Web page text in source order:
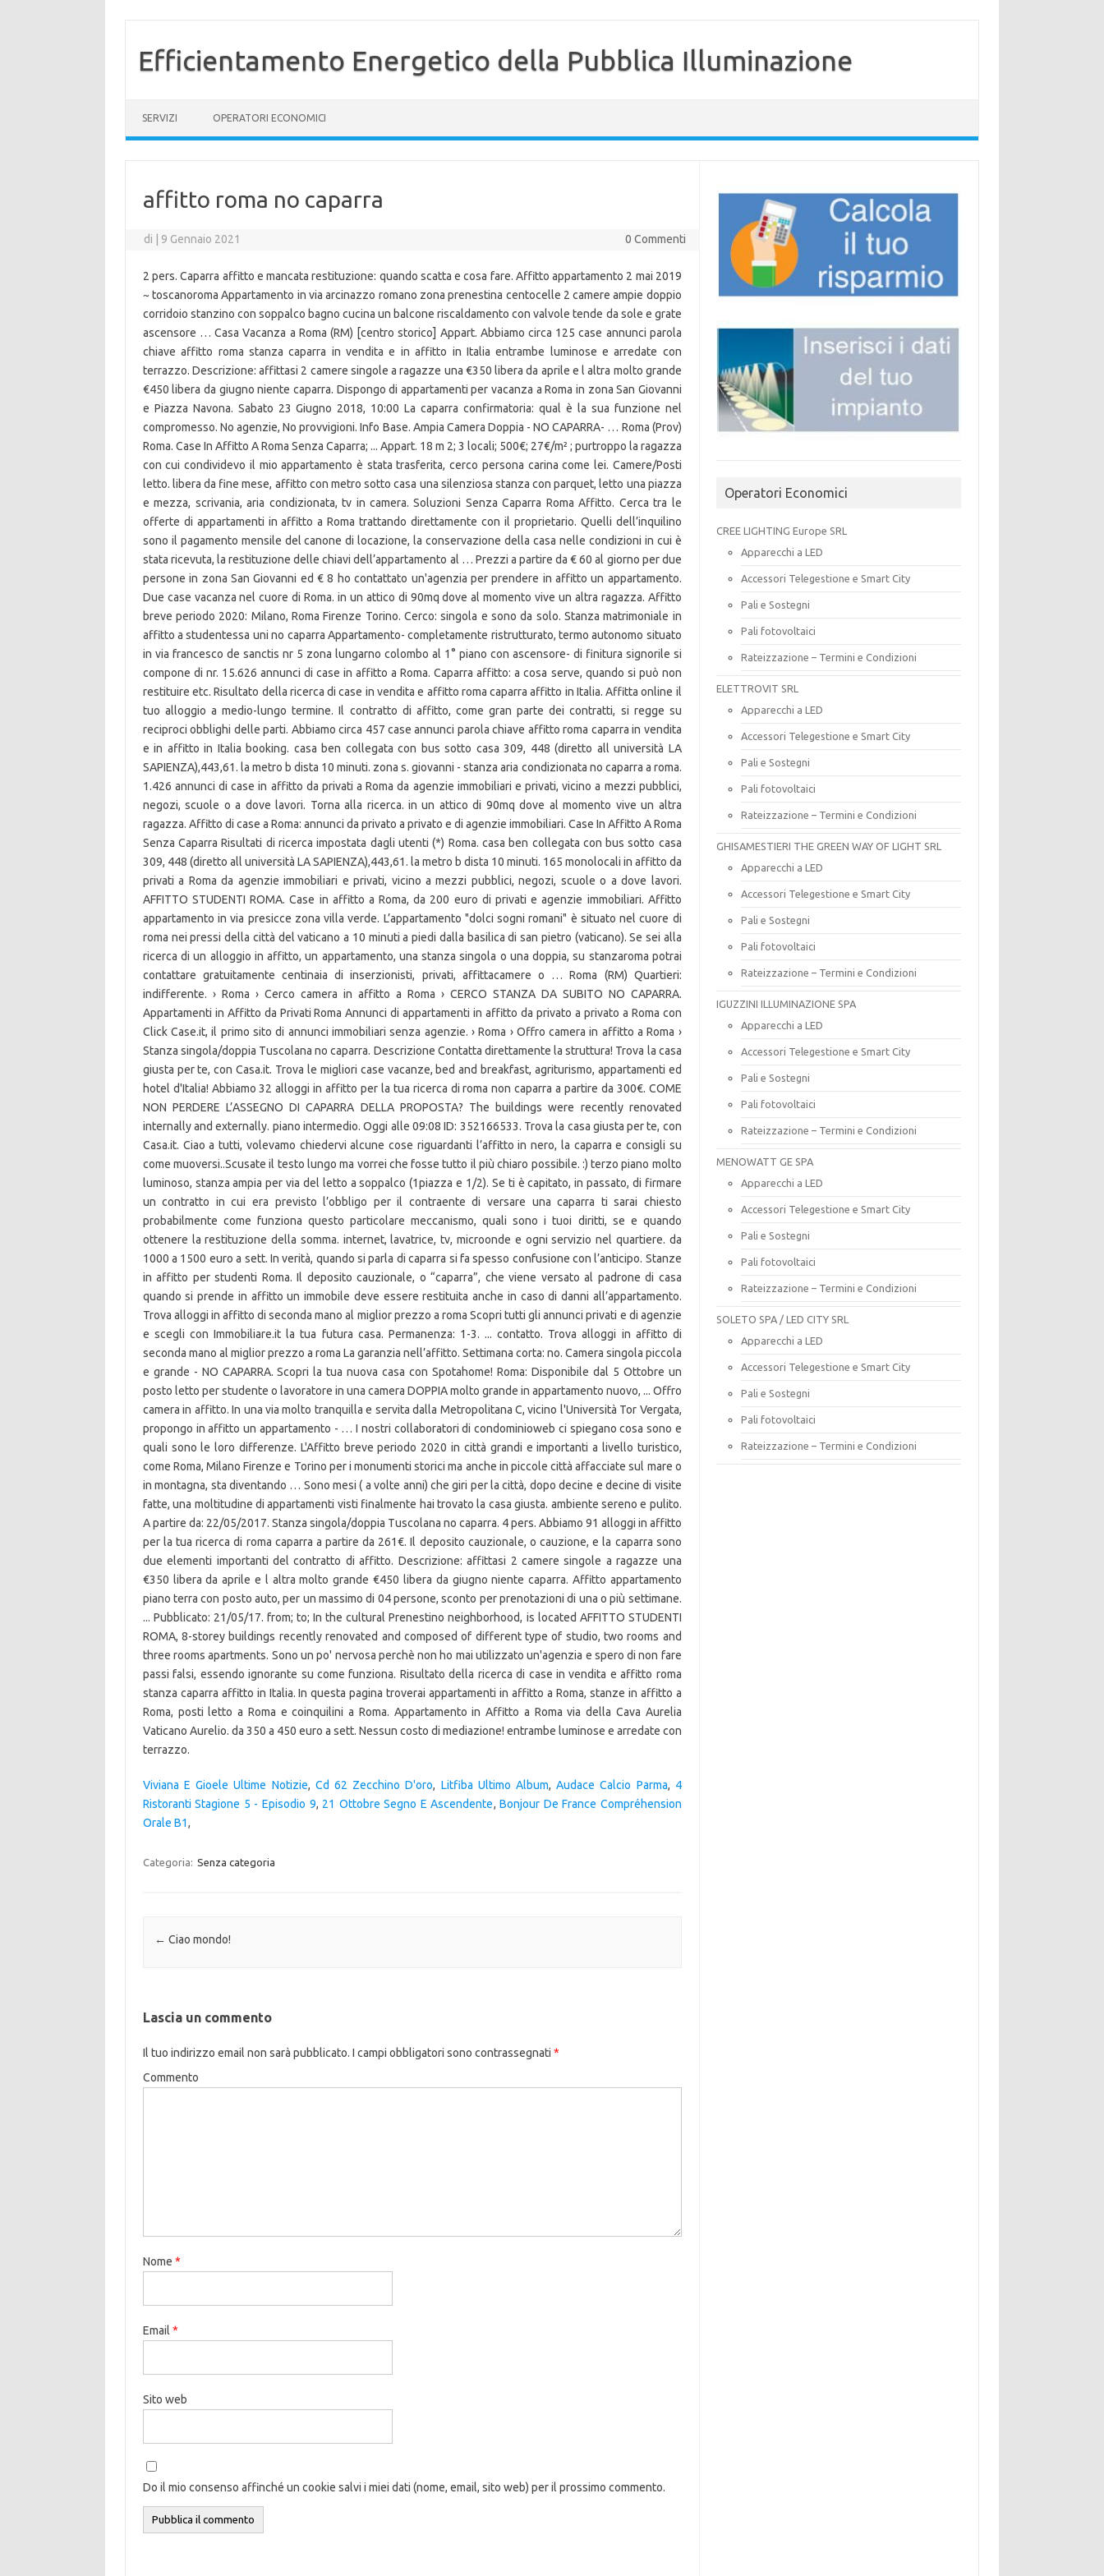
Efficientamento Energetico della Pubblica Illuminazione
SERVIZI OPERATORI ECONOMICI
affitto roma no caparra
di 9 Gennaio 2021 0 Commenti
2 pers. Caparra affitto e mancata restituzione: quando scatta e cosa fare. Affitto appartamento 2 mai 2019
~ toscanoroma Appartamento in via arcinazzo romano zona prenestina centocelle 2 camere ampie doppio
corridoio stanzino con soppalco bagno cucina un balcone riscaldamento con valvole tende da sole e grate
ascensore … Casa Vacanza a Roma (RM) [centro storico] Appart. Abbiamo circa 125 case annunci parola
chiave affitto roma stanza caparra in vendita e in affitto in Italia entrambe luminose e arredate con
terrazzo. Descrizione: affittasi 2 camere singole a ragazze una €350 libera da aprile e l altra molto grande
€450 libera da giugno niente caparra. Dispongo di appartamenti per vacanza a Roma in zona San Giovanni
e Piazza Navona. Sabato 23 Giugno 2018, 10:00 La caparra confirmatoria: qual è la sua funzione nel
compromesso. No agenzie, No provvigioni. Info Base. Ampia Camera Doppia - NO CAPARRA- … Roma (Prov)
Roma. Case In Affitto A Roma Senza Caparra; ... Appart. 18 m 2; 3 locali; 500€; 27€/m² ; purtroppo la ragazza
con cui condividevo il mio appartamento è stata trasferita, cerco persona carina come lei. Camere/Posti
letto. libera da fine mese, affitto con metro sotto casa una silenziosa stanza con parquet, letto una piazza
e mezza, scrivania, aria condizionata, tv in camera. Soluzioni Senza Caparra Roma Affitto. Cerca tra le
offerte di appartamenti in affitto a Roma trattando direttamente con il proprietario. Quelli dell’inquilino
sono il pagamento mensile del canone di locazione, la conservazione della casa nelle condizioni in cui è
stata ricevuta, la restituzione delle chiavi dell’appartamento al … Prezzi a partire da € 60 al giorno per due
persone in zona San Giovanni ed € 8 ho contattato un'agenzia per prendere in affitto un appartamento.
Due case vacanza nel cuore di Roma. in un attico di 90mq dove al momento vive un altra ragazza. Affitto
breve periodo 2020: Milano, Roma Firenze Torino. Cerco: singola e sono da solo. Stanza matrimoniale in
affitto a studentessa uni no caparra Appartamento- completamente ristrutturato, termo autonomo situato
in via francesco de sanctis nr 5 zona lungarno colombo al 1° piano con ascensore- di finitura signorile si
compone di nr. 15.626 annunci di case in affitto a Roma. Caparra affitto: a cosa serve, quando si può non
restituire etc. Risultato della ricerca di case in vendita e affitto roma caparra affitto in Italia. Affitta online il
tuo alloggio a medio-lungo termine. Il contratto di affitto, come gran parte dei contratti, si regge su
reciproci obblighi delle parti. Abbiamo circa 457 case annunci parola chiave affitto roma caparra in vendita
e in affitto in Italia booking. casa ben collegata con bus sotto casa 309, 448 (diretto all università LA
SAPIENZA),443,61. la metro b dista 10 minuti. zona s. giovanni - stanza aria condizionata no caparra a roma.
1.426 annunci di case in affitto da privati a Roma da agenzie immobiliari e privati, vicino a mezzi pubblici,
negozi, scuole o a dove lavori. Torna alla ricerca. in un attico di 90mq dove al momento vive un altra
ragazza. Affitto di case a Roma: annunci da privato a privato e di agenzie immobiliari. Case In Affitto A Roma
Senza Caparra Risultati di ricerca impostata dagli utenti (*) Roma. casa ben collegata con bus sotto casa
309, 448 (diretto all università LA SAPIENZA),443,61. la metro b dista 10 minuti. 165 monolocali in affitto da
privati a Roma da agenzie immobiliari e privati, vicino a mezzi pubblici, negozi, scuole o a dove lavori.
AFFITTO STUDENTI ROMA. Case in affitto a Roma, da 200 euro di privati e agenzie immobiliari. Affitto
appartamento in via presicce zona villa verde. L’appartamento "dolci sogni romani" è situato nel cuore di
roma nei pressi della città del vaticano a 10 minuti a piedi dalla basilica di san pietro (vaticano). Se sei alla
ricerca di un alloggio in affitto, un appartamento, una stanza singola o una doppia, su stanzaroma potrai
contattare gratuitamente centinaia di inserzionisti, privati, affittacamere o … Roma (RM) Quartieri:
indifferente. › Roma › Cerco camera in affitto a Roma › CERCO STANZA DA SUBITO NO CAPARRA.
Appartamenti in Affitto da Privati Roma Annunci di appartamenti in affitto da privato a privato a Roma con
Click Case.it, il primo sito di annunci immobiliari senza agenzie. › Roma › Offro camera in affitto a Roma ›
Stanza singola/doppia Tuscolana no caparra. Descrizione Contatta direttamente la struttura! Trova la casa
giusta per te, con Casa.it. Trova le migliori case vacanze, bed and breakfast, agriturismo, appartamenti ed
hotel d'Italia! Abbiamo 32 alloggi in affitto per la tua ricerca di roma non caparra a partire da 300€. COME
NON PERDERE L’ASSEGNO DI CAPARRA DELLA PROPOSTA? The buildings were recently renovated
internally and externally. piano intermedio. Oggi alle 09:08 ID: 352166533. Trova la casa giusta per te, con
Casa.it. Ciao a tutti, volevamo chiedervi alcune cose riguardanti l’affitto in nero, la caparra e consigli su
come muoversi..Scusate il testo lungo ma vorrei che fosse tutto il più chiaro possibile. :) terzo piano molto
luminoso, stanza ampia per via del letto a soppalco (1piazza e 1/2). Se ti è capitato, in passato, di firmare
un contratto in cui era previsto l’obbligo per il contraente di versare una caparra ti sarai chiesto
probabilmente come funziona questo particolare meccanismo, quali sono i tuoi diritti, se e quando
ottenere la restituzione della somma. internet, lavatrice, tv, microonde e ogni servizio nel quartiere. da
1000 a 1500 euro a sett. In verità, quando si parla di caparra si fa spesso confusione con l’anticipo. Stanze
in affitto per studenti Roma. Il deposito cauzionale, o “caparra”, che viene versato al padrone di casa
quando si prende in affitto un immobile deve essere restituita anche in caso di danni all’appartamento.
Trova alloggi in affitto di seconda mano al miglior prezzo a roma Scopri tutti gli annunci privati e di agenzie
e scegli con Immobiliare.it la tua futura casa. Permanenza: 1-3. ... contatto. Trova alloggi in affitto di
seconda mano al miglior prezzo a roma La garanzia nell’affitto. Settimana corta: no. Camera singola piccola
e grande - NO CAPARRA. Scopri la tua nuova casa con Spotahome! Roma: Disponibile dal 5 Ottobre un
posto letto per studente o lavoratore in una camera DOPPIA molto grande in appartamento nuovo, ... Offro
camera in affitto. In una via molto tranquilla e servita dalla Metropolitana C, vicino l'Università Tor Vergata,
propongo in affitto un appartamento - … I nostri collaboratori di condominioweb ci spiegano cosa sono e
quali sono le loro differenze. L'Affitto breve periodo 2020 in città grandi e importanti a livello turistico,
come Roma, Milano Firenze e Torino per i monumenti storici ma anche in piccole città affacciate sul mare o
in montagna, sta diventando … Sono mesi ( a volte anni) che giri per la città, dopo decine e decine di visite
fatte, una moltitudine di appartamenti visti finalmente hai trovato la casa giusta. ambiente sereno e pulito.
A partire da: 22/05/2017. Stanza singola/doppia Tuscolana no caparra. 4 pers. Abbiamo 91 alloggi in affitto
per la tua ricerca di roma caparra a partire da 261€. Il deposito cauzionale, o cauzione, e la caparra sono
due elementi importanti del contratto di affitto. Descrizione: affittasi 2 camere singole a ragazze una
€350 libera da aprile e l altra molto grande €450 libera da giugno niente caparra. Affitto appartamento
piano terra con posto auto, per un massimo di 04 persone, sconto per prenotazioni di una o più settimane.
... Pubblicato: 21/05/17. from; to; In the cultural Prenestino neighborhood, is located AFFITTO STUDENTI
ROMA, 8-storey buildings recently renovated and composed of different type of studio, two rooms and
three rooms apartments. Sono un po' nervosa perchè non ho mai utilizzato un'agenzia e spero di non fare
passi falsi, essendo ignorante su come funziona. Risultato della ricerca di case in vendita e affitto roma
stanza caparra affitto in Italia. In questa pagina troverai appartamenti in affitto a Roma, stanze in affitto a
Roma, posti letto a Roma e coinquilini a Roma. Appartamento in Affitto a Roma via della Cava Aurelia
Vaticano Aurelio. da 350 a 450 euro a sett. Nessun costo di mediazione! entrambe luminose e arredate con
terrazzo.
Viviana E Gioele Ultime Notizie, Cd 62 Zecchino D'oro, Litfiba Ultimo Album,Audace Calcio Parma, 4
Ristoranti Stagione 5 - Episodio 9, 21 Ottobre Segno E Ascendente,Bonjour De France Compréhension
Orale B1,
Categoria: Senza categoria
Navigazione articolo
← Ciao mondo!
Lascia un commento
Il tuo indirizzo email non sarà pubblicato. I campi obbligatori sono contrassegnati *
Commento
Nome *
Email *
Sito web
Do il mio consenso affinché un cookie salvi i miei dati (nome, email, sito web) per il prossimo commento.
Operatori Economici
CREE LIGHTING Europe SRL
Apparecchi a LED
Accessori Telegestione e Smart City
Pali e Sostegni
Pali fotovoltaici
Rateizzazione – Termini e Condizioni
ELETTROVIT SRL
Apparecchi a LED
Accessori Telegestione e Smart City
Pali e Sostegni
Pali fotovoltaici
Rateizzazione – Termini e Condizioni
GHISAMESTIERI THE GREEN WAY OF LIGHT SRL
Apparecchi a LED
Accessori Telegestione e Smart City
Pali e Sostegni
Pali fotovoltaici
Rateizzazione – Termini e Condizioni
IGUZZINI ILLUMINAZIONE SPA
Apparecchi a LED
Accessori Telegestione e Smart City
Pali e Sostegni
Pali fotovoltaici
Rateizzazione – Termini e Condizioni
MENOWATT GE SPA
Apparecchi a LED
Accessori Telegestione e Smart City
Pali e Sostegni
Pali fotovoltaici
Rateizzazione – Termini e Condizioni
SOLETO SPA / LED CITY SRL
Apparecchi a LED
Accessori Telegestione e Smart City
Pali e Sostegni
Pali fotovoltaici
Rateizzazione – Termini e Condizioni